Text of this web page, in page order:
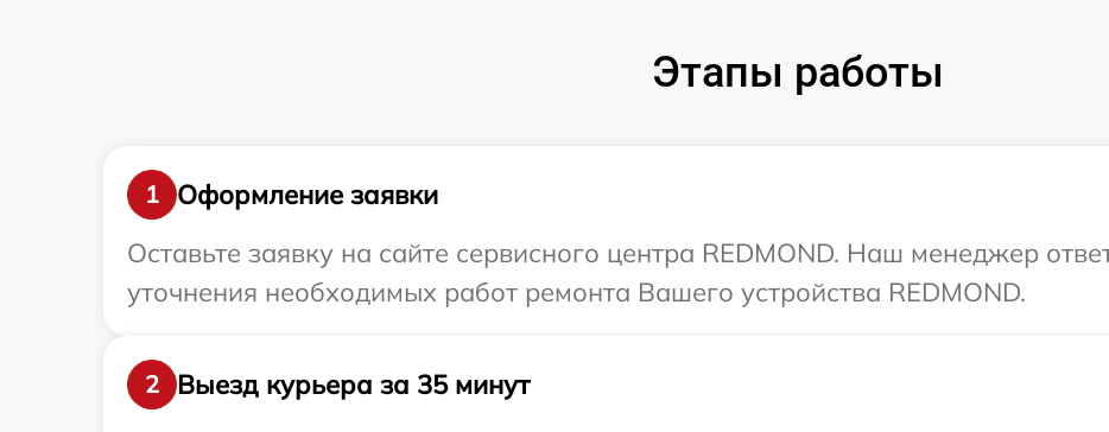
Этапы работы
1
Оформление заявки
Оставьте заявку на сайте сервисного центра REDMOND. Наш менеджер
уточнения необходимых работ ремонта Вашего устройства REDMOND.
2
Выезд курьера за 35 минут